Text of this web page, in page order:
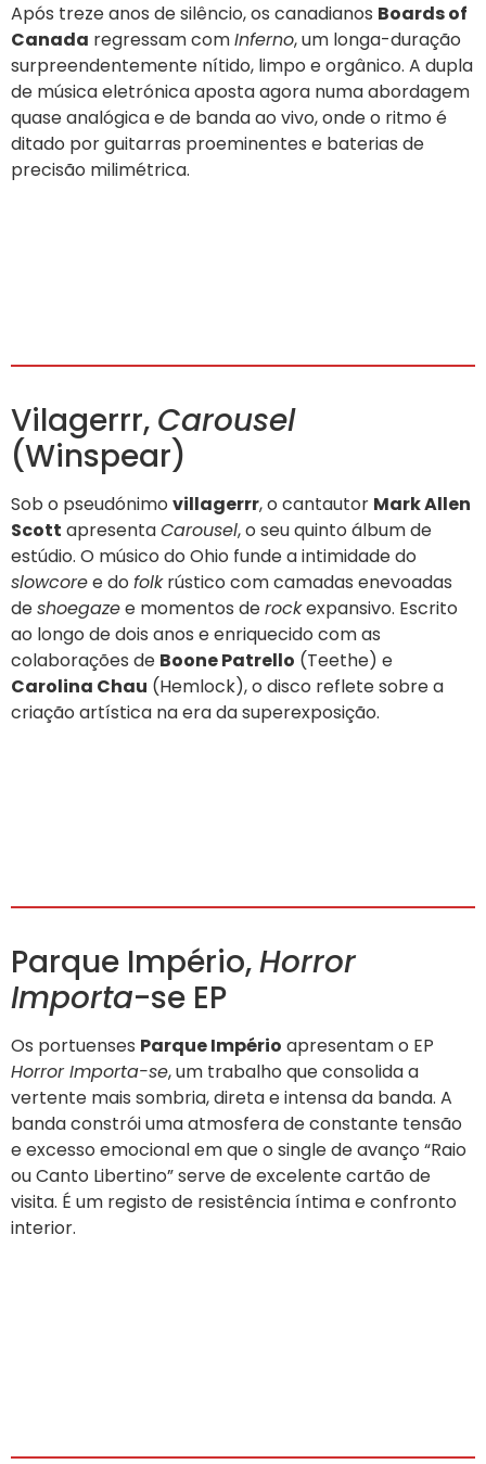
Após treze anos de silêncio, os canadianos Boards of
Canada regressam comInferno, um longa-duração
surpreendentemente nítido, limpo e orgânico. A dupla
de música eletrónica aposta agora numa abordagem
quase analógica e de banda ao vivo, onde o ritmo é
ditado por guitarras proeminentes e baterias de
precisão milimétrica.
Vilagerrr, Carousel
(Winspear)
Sob o pseudónimo villagerrr, o cantautor Mark Allen
Scott apresentaCarousel, o seu quinto álbum de
estúdio. O músico do Ohio funde a intimidade do
slowcoree do folkrústico com camadas enevoadas
deshoegazee momentos derockexpansivo. Escrito
ao longo de dois anos e enriquecido com as
colaborações de Boone Patrello (Teethe) e
Carolina Chau (Hemlock), o disco reflete sobre a
criação artística na era da superexposição.
Parque Império,Horror
Importa-se EP
Os portuenses Parque Império apresentam o EP
Horror Importa-se, um trabalho que consolida a
vertente mais sombria, direta e intensa da banda. A
banda constrói uma atmosfera de constante tensão
e excesso emocional em que o single de avanço “Raio
ou Canto Libertino” serve de excelente cartão de
visita. É um registo de resistência íntima e confronto
interior.